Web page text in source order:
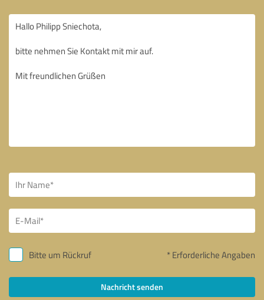
Bitte um Rückruf * Erforderliche Angaben
Nachricht senden